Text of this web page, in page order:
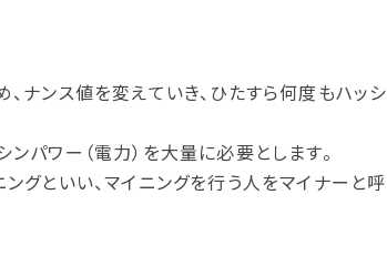
ナンス値を変えていき、ひたすら何度もハッシ
パワー（電力）を大量に必要とします。
グといい、マイニングを行う人をマイナーと呼